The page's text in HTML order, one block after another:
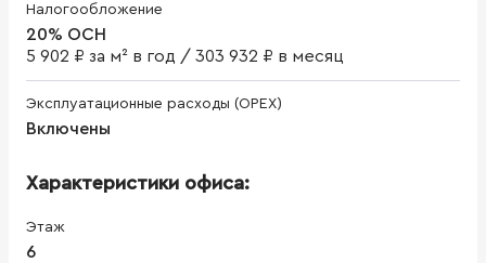
Налогообложение
20% ОСН
5 902 ₽ за м² в год / 303 932 ₽ в месяц
Эксплуатационные расходы (OPEX)
Включены
Характеристики офиса:
Этаж
6